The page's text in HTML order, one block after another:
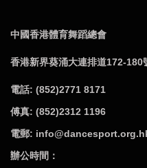
中國香港體育舞蹈總會
香港新界葵涌大連排道172-
電話: (852)2771 8171
傅真: (852)2312 1196
電郵:
辦公時間：